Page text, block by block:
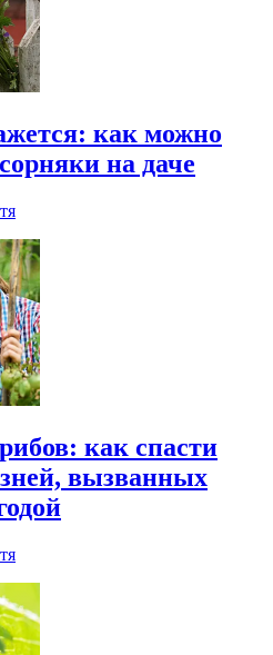
как можно
на даче
как спасти
вызванных